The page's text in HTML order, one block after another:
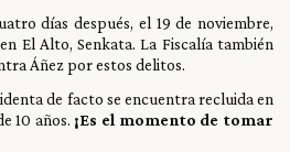
días después, el 19 de noviembre,
El Alto, Senkata. La Fiscalía también
Áñez por estos delitos.
de facto se encuentra recluida en
10 años. ¡Es el momento de tomar